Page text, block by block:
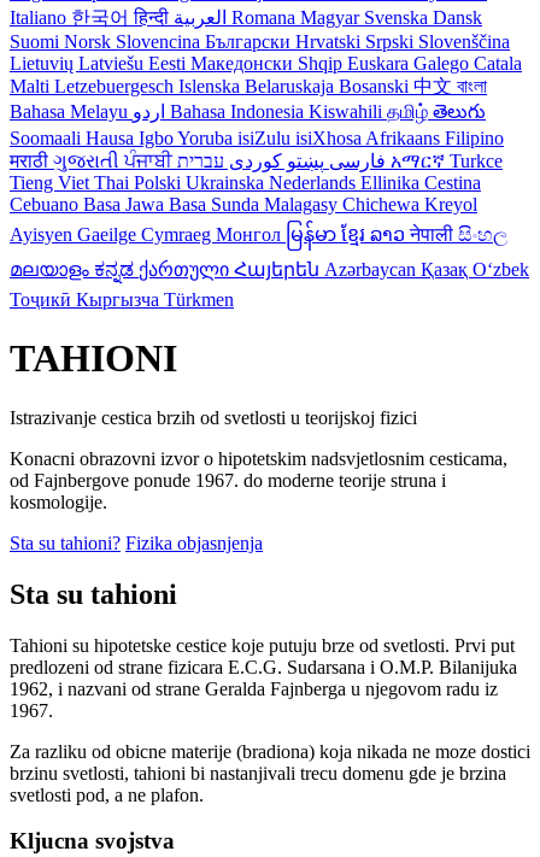
Italiano 한국어हिन्दी Romana Magyar Svenska Dansk
Suomi Norsk Slovencina Български Hrvatski Srpski Slovenščina
Lietuvių Latviešu Eesti Македонски Shqip Euskara Galego Catala
Malti Letzebuergesch Islenska Belaruskaja Bosanski 中文 বাংলা
Bahasa Melayu
Bahasa Indonesia Kiswahili தமிழ் తెలుగు
Soomaali Hausa IgboYoruba isiZulu isiXhosa Afrikaans Filipino
मराठी ગુજરાતીਪੰਜਾਬੀ فارسی پښتو کوردی አማርኛ Turkce
Tieng Viet Thai Polski Ukrainska Nederlands Ellinika Cestina
Cebuano Basa Jawa Basa Sunda Malagasy Chichewa Kreyol
Ayisyen Gaeilge Cymraeg Монгол မြန်မာ ខ្មែរ ລາວनेपाली සිංහල
മലയാളം ಕನ್ನಡ ქართული Հայերեն Azərbaycan Қазақ Oʻzbek
Тоҷикӣ Кыргызча Türkmen
TAHIONI
Istrazivanje cestica brzih od svetlosti u teorijskoj fizici
Konacni obrazovni izvor o hipotetskim nadsvjetlosnim cesticama,
od Fajnbergove ponude 1967. do moderne teorije struna i
kosmologije.
Sta su tahioni? Fizika objasnjenja
Sta su tahioni
Tahioni su hipotetske cestice koje putuju brze od svetlosti. Prvi put
predlozeni od strane fizicara E.C.G. Sudarsana i O.M.P. Bilanijuka
1962, i nazvani od strane Geralda Fajnberga u njegovom radu iz
1967.
Za razliku od obicne materije (bradiona) koja nikada ne moze dostici
brzinu svetlosti, tahioni bi nastanjivali trecu domenu gde je brzina
svetlosti pod, a ne plafon.
Kljucna svojstva